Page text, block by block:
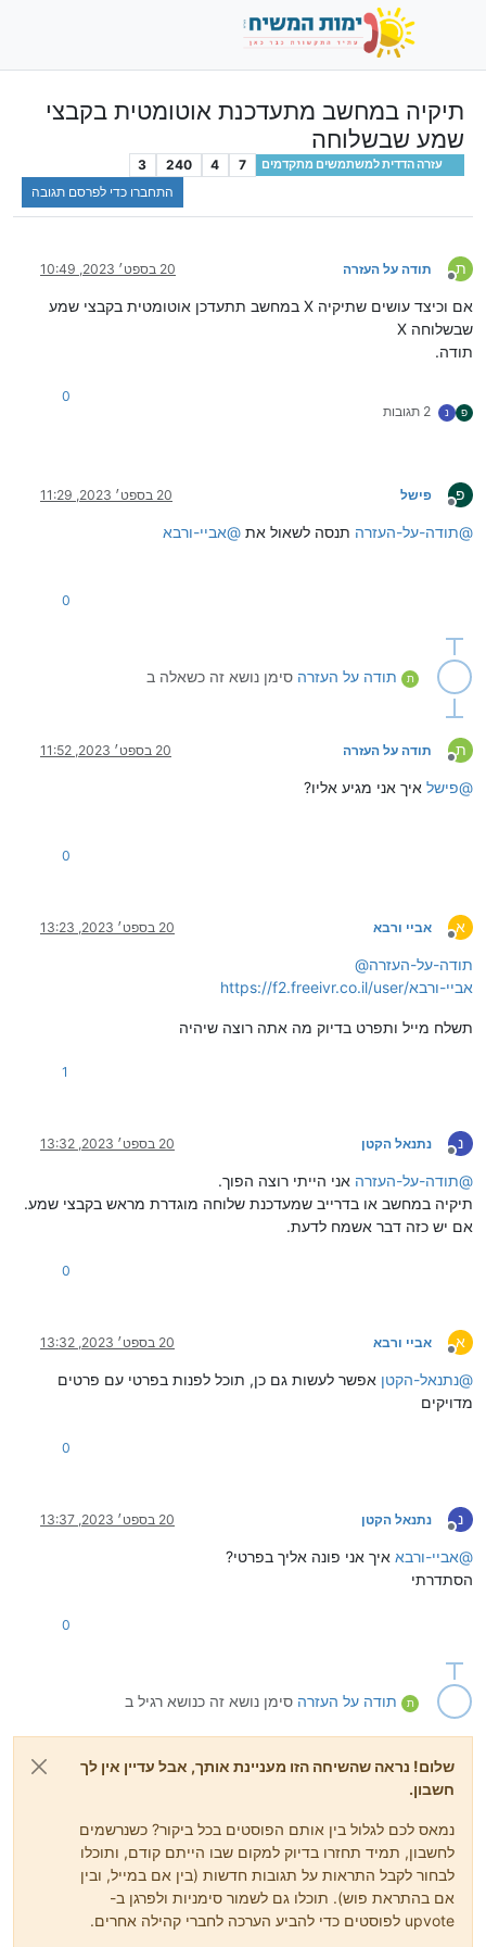
תיקיה במחשב מתעדכנת אוטומטית בקבצי
שמע שבשלוחה
עזרה הדדית למשתמשים מתקדמים 7
4
240
3
התחברו כדי לפרסם תגובה
ת
מנותק
תודה על העזרה 20 בספט׳ 2023, 10:49
אם וכיצד עושים שתיקיה X במחשב תתעדכן אוטומטית בקבצי שמע
שבשלוחה X
תודה.
פ נ 2 תגובות
0
פ
מנותק
פישל 20 בספט׳ 2023, 11:29
@תודה-על-העזרה תנסה לשאול את @אביי-ורבא
0
ת תודה על העזרה סימן נושא זה כשאלה ב
ת
מנותק
תודה על העזרה 20 בספט׳ 2023, 11:52
@פישל איך אני מגיע אליו?
0
א
מנותק
אביי ורבא 20 בספט׳ 2023, 13:23
@תודה-על-העזרה
https://f2.freeivr.co.il/user/אביי-ורבא
תשלח מייל ותפרט בדיוק מה אתה רוצה שיהיה
1
נ
מנותק
נתנאל הקטן 20 בספט׳ 2023, 13:32
@תודה-על-העזרה אני הייתי רוצה הפוך.
תיקיה במחשב או בדרייב שמעדכנת שלוחה מוגדרת מראש בקבצי שמע.
אם יש כזה דבר אשמח לדעת.
0
א
מנותק
אביי ורבא 20 בספט׳ 2023, 13:32
@נתנאל-הקטן אפשר לעשות גם כן, תוכל לפנות בפרטי עם פרטים
מדויקים
0
נ
מנותק
נתנאל הקטן 20 בספט׳ 2023, 13:37
@אביי-ורבא איך אני פונה אליך בפרטי?
הסתדרתי
0
ת תודה על העזרה סימן נושא זה כנושא רגיל ב
שלום! נראה שהשיחה הזו מעניינת אותך, אבל עדיין אין לך
חשבון.
נמאס לכם לגלול בין אותם הפוסטים בכל ביקור? כשנרשמים
לחשבון, תמיד תחזרו בדיוק למקום שבו הייתם קודם, ותוכלו
לבחור לקבל התראות על תגובות חדשות (בין אם במייל, ובין
אם בהתראת פוש). תוכלו גם לשמור סימניות ולפרגן ב-
upvote לפוסטים כדי להביע הערכה לחברי קהילה אחרים.